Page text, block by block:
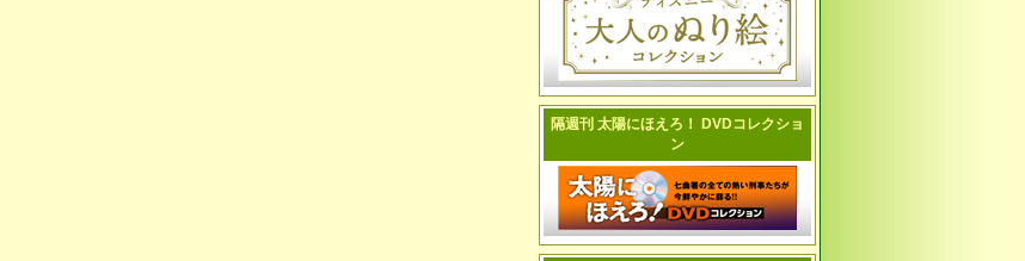
隔週刊 太陽にほえろ！ DVDコレクショ
ン